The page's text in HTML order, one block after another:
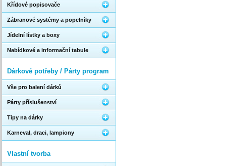
Křídové popisovače
Zábranové systémy a popelníky
Jídelní lístky a boxy
Nabídkové a informační tabule
Dárkové potřeby / Párty program
Vše pro balení dárků
Párty příslušenství
Tipy na dárky
Karneval, draci, lampiony
Vlastní tvorba